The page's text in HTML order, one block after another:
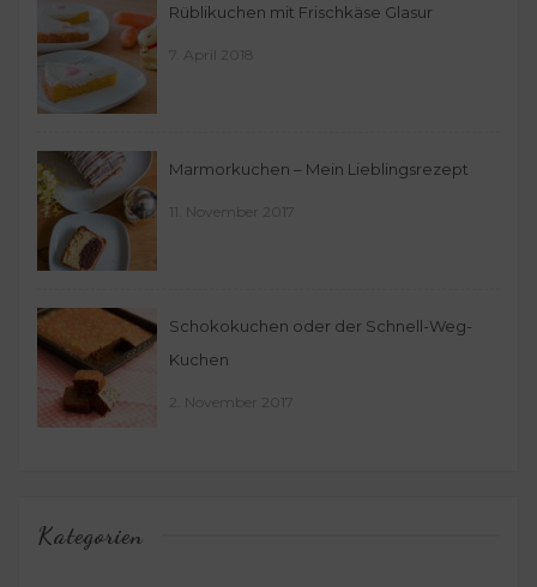
Rüblikuchen mit Frischkäse Glasur
7. April 2018
Marmorkuchen – Mein Lieblingsrezept
11. November 2017
Schokokuchen oder der Schnell-Weg-
Kuchen
2. November 2017
Kategorien